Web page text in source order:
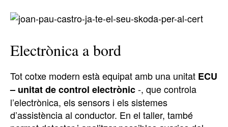
Electrònica a bord
Tot cotxe modern està equipat amb una unitat ECU
– unitat de control electrònic-, que controla
l’electrònica, els sensors i els sistemes
d’assistència al conductor. En el taller, també